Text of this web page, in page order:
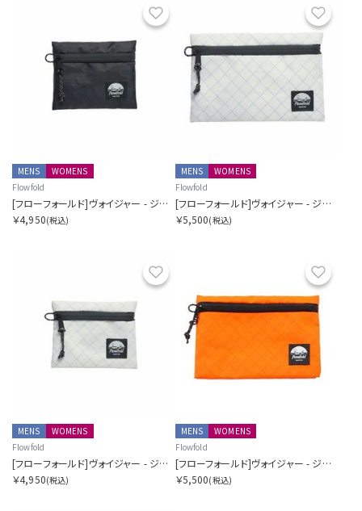
お気に入り
MENS
WOMENS
Flowfold
[フローフォールド]ヴォイジャー - ジッパーポーチ - S
￥4,950(税込)
MENS
WOMENS
Flowfold
[フローフォールド]ヴォイジャー - ジッパーポーチ - M
￥5,500(税込)
お気に入り
MENS
WOMENS
Flowfold
[フローフォールド]ヴォイジャー - ジッパーポーチ - S
￥4,950(税込)
MENS
WOMENS
Flowfold
[フローフォールド]ヴォイジャー - ジッパーポーチ - M
￥5,500(税込)